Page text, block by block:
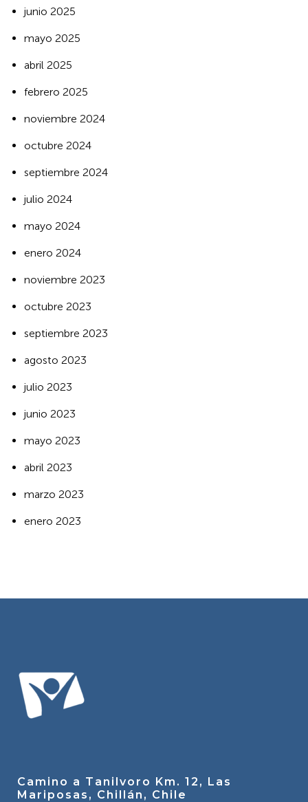
junio 2025
mayo 2025
abril 2025
febrero 2025
noviembre 2024
octubre 2024
septiembre 2024
julio 2024
mayo 2024
enero 2024
noviembre 2023
octubre 2023
septiembre 2023
agosto 2023
julio 2023
junio 2023
mayo 2023
abril 2023
marzo 2023
enero 2023
Camino a Tanilvoro Km. 12, Las
Mariposas, Chillán, Chile